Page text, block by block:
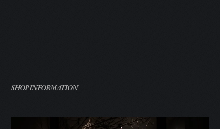
SHOP INFORMATION